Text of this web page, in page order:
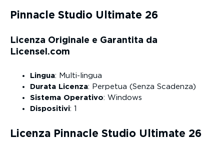
Pinnacle Studio Ultimate 26
Licenza Originale e Garantita da
Licensel.com
Lingua: Multi-lingua
Durata Licenza: Perpetua (Senza Scadenza)
Sistema Operativo: Windows
Dispositivi: 1
Licenza Pinnacle Studio Ultimate 26